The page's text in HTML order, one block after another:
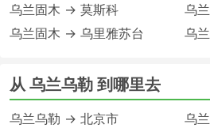
乌兰固木 → 莫斯科
乌兰固木 → 乌里雅苏台
乌
乌
从 乌兰乌勒 到哪里去
乌兰乌勒 → 北京市
乌